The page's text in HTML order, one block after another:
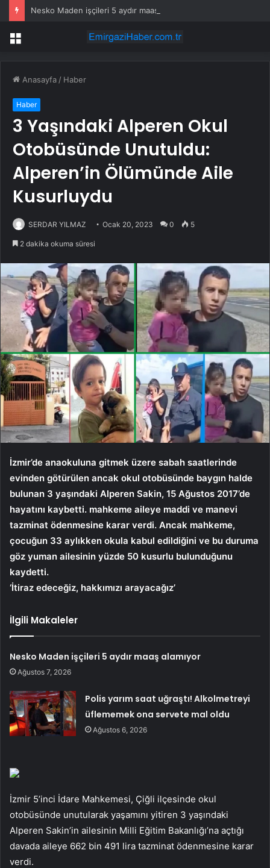
Nesko Maden işçileri 5 aydır maaş alamıyor
Menü
Anasayfa / Haber
Haber
3 Yaşındaki Alperen Okul
Otobüsünde Unutuldu:
Alperen’in Ölümünde Aile
Kusurluydu
SERDAR YILMAZ Ocak 20, 2023 0 5
2 dakika okuma süresi
İzmir’de anaokuluna gitmek üzere sabah saatlerinde
evinden götürülen ancak okul otobüsünde baygın halde
bulunan 3 yaşındaki Alperen Sakin, 15 Ağustos 2017’de
hayatını kaybetti. mahkeme aileye maddi ve manevi
tazminat ödenmesine karar verdi. Ancak mahkeme,
çocuğun 33 aylıkken okula kabul edildiğini ve bu duruma
göz yuman ailesinin yüzde 50 kusurlu bulunduğunu
kaydetti.
‘İtiraz edeceğiz, hakkımızı arayacağız’
İlgili Makaleler
Nesko Maden işçileri 5 aydır maaş alamıyor
Ağustos 7, 2026
Polis yarım saat uğraştı! Alkolmetreyi
üflememek ona servete mal oldu
Ağustos 6, 2026
İzmir 5’inci İdare Mahkemesi, Çiğli ilçesinde okul
otobüsünde unutularak yaşamını yitiren 3 yaşındaki
Alperen Sakin’in ailesinin Milli Eğitim Bakanlığı’na açtığı
davada aileye 662 bin 491 lira tazminat ödenmesine karar
verdi.